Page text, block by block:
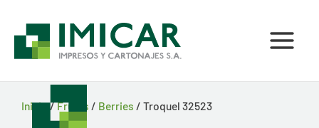
contenido
Inicio/Frutas / Berries / Troquel 32523